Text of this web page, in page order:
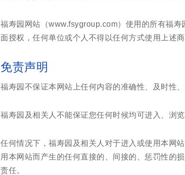
福寿园网站（www.fsygroup.com）使用的所有福
面授权，任何单位或个人不得以任何方式使用上述商
免责声明
福寿园不保证本网站上任何内容的准确性、及时性
福寿园及相关人不能保证您任何时候均可进入、浏
任何情况下，福寿园及相关人对于进入或使用本网
用本网站而产生的任何直接的、间接的、惩罚性的
责任。